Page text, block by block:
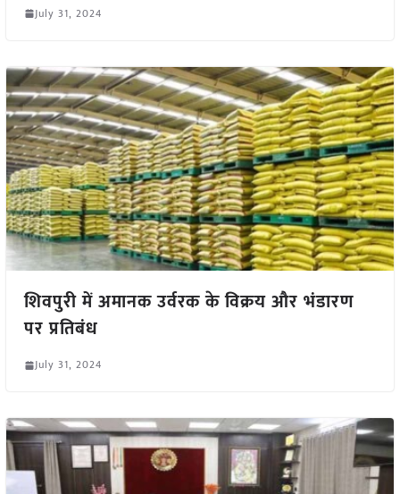
July 31, 2024
शिवपुरी में अमानक उर्वरक के विक्रय और भंडारण
पर प्रतिबंध
July 31, 2024